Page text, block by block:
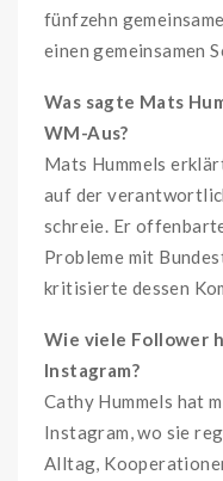
fünfzehn
einen gemeinsamen
Was sagte Mats
WM-Aus?
Mats Hummels
auf der
schreie. Er
Probleme mit
kritisierte dessen
Wie viele Follower
Instagram?
Cathy Hummels hat
Instagram, wo sie
Alltag,